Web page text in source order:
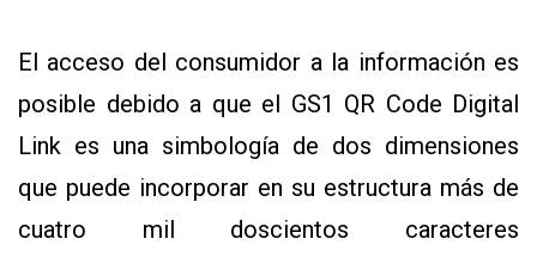
El acceso del consumidor a la información es
posible debido a que el GS1 QR Code Digital
Link es una simbología de dos dimensiones
que puede incorporar en su estructura más de
cuatro mil doscientos caracteres